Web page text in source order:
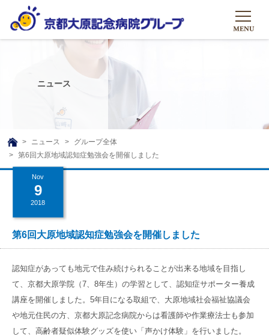
グループについて
グループについて
理事長挨拶
沿革ストーリー
基本的マインド
社会貢献活動
グループの取り組み
リハビリテーション
訪問サービス
高齢者介護施設
高齢者共生型まちづくり事業
食へのこだわり
大原のこと
メディア
ニュース
広報誌
メディア掲載一覧
公式SNS
SNS運用ポリシー
自宅で使える動画集
シャトルバス
友達追加
京都近衛リハ病院
ニュース
TOP
ニュース
グループ全体
第6回大原地域認知症勉強会を開催しました
Nov
9
2018
第6回大原地域認知症勉強会を開催しました
認知症があっても地元で住み続けられることが出来る地域を目指し
て、京都大原学院（7、8年生）の学習として、認知症サポーター養成
講座を開催しました。5年目になる取組で、大原地域社会福祉協議会
や地元住民の方、京都大原記念病院からは看護師や作業療法士も参加
して、高齢者疑似体験グッズを使い「声かけ体験」を行いました。